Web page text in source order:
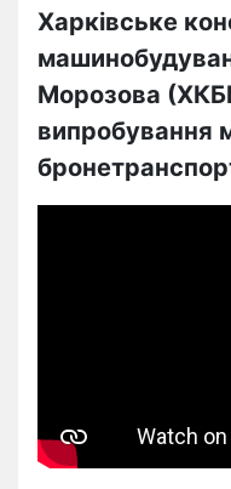
Харківське
Морозова
випробування